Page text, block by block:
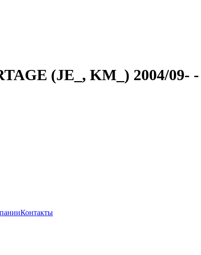
(JE_, KM_) 2004/09- -
Контакты